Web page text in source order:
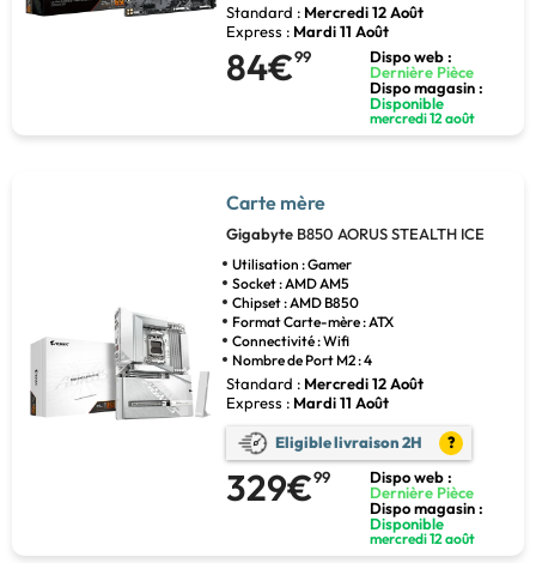
Standard : Mercredi 12 Août
Express : Mardi 11 Août
84€99
Dispo web :
Dernière Pièce
Dispo magasin :
Disponible
mercredi 12 août
Carte mère
Gigabyte B850 AORUS STEALTH ICE
Utilisation : Gamer
Socket : AMD AM5
Chipset : AMD B850
Format Carte-mère : ATX
Connectivité : Wifi
Nombre de Port M2 : 4
Standard : Mercredi 12 Août
Express : Mardi 11 Août
Eligible livraison 2H ?
329€99
Dispo web :
Dernière Pièce
Dispo magasin :
Disponible
mercredi 12 août